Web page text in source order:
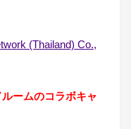
(Thailand) Co.,
ームのコラボキャ